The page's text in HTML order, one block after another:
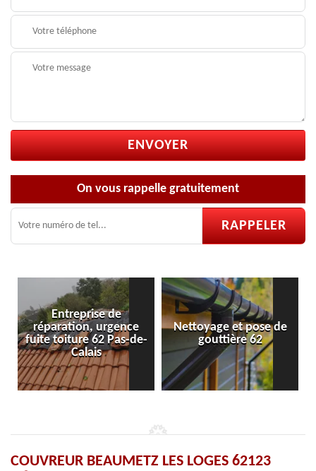
On vous rappelle gratuitement
de
de-
Nettoyage et pose de
gouttière 62
Pose et réparation
velux 62
COUVREUR BEAUMETZ LES LOGES 62123